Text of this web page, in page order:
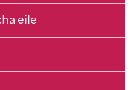
eile